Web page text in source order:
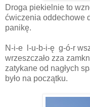
Droga piekielnie to
ćwiczenia oddechowe
panikę.
N-i-e l-u-b-i-ę g-ó-r
wrzeszczało zza
zatykane od nagłych
było na początku.